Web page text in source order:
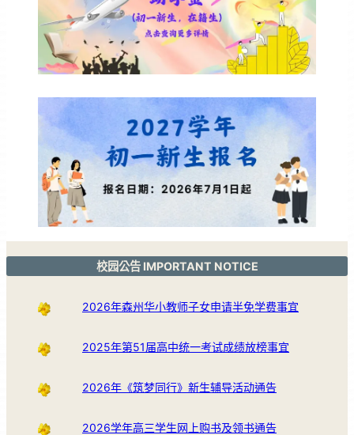
校园公告 IMPORTANT NOTICE
2026年森州华小教师子女申请半免学费事宜
2025年第51届高中统一考试成绩放榜事宜
2026年《筑梦同行》新生辅导活动通告
2026学年高三学生网上购书及领书通告